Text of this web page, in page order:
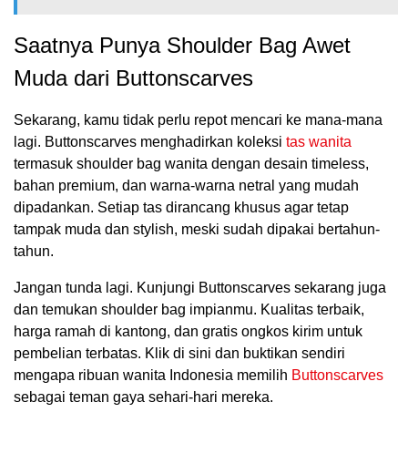
Saatnya Punya Shoulder Bag Awet
Muda dari Buttonscarves
Sekarang, kamu tidak perlu repot mencari ke mana-mana
lagi. Buttonscarves menghadirkan koleksi tas wanita
termasuk shoulder bag wanita dengan desain timeless,
bahan premium, dan warna-warna netral yang mudah
dipadankan. Setiap tas dirancang khusus agar tetap
tampak muda dan stylish, meski sudah dipakai bertahun-
tahun.
Jangan tunda lagi. Kunjungi Buttonscarves sekarang juga
dan temukan shoulder bag impianmu. Kualitas terbaik,
harga ramah di kantong, dan gratis ongkos kirim untuk
pembelian terbatas. Klik di sini dan buktikan sendiri
mengapa ribuan wanita Indonesia memilih Buttonscarves
sebagai teman gaya sehari-hari mereka.